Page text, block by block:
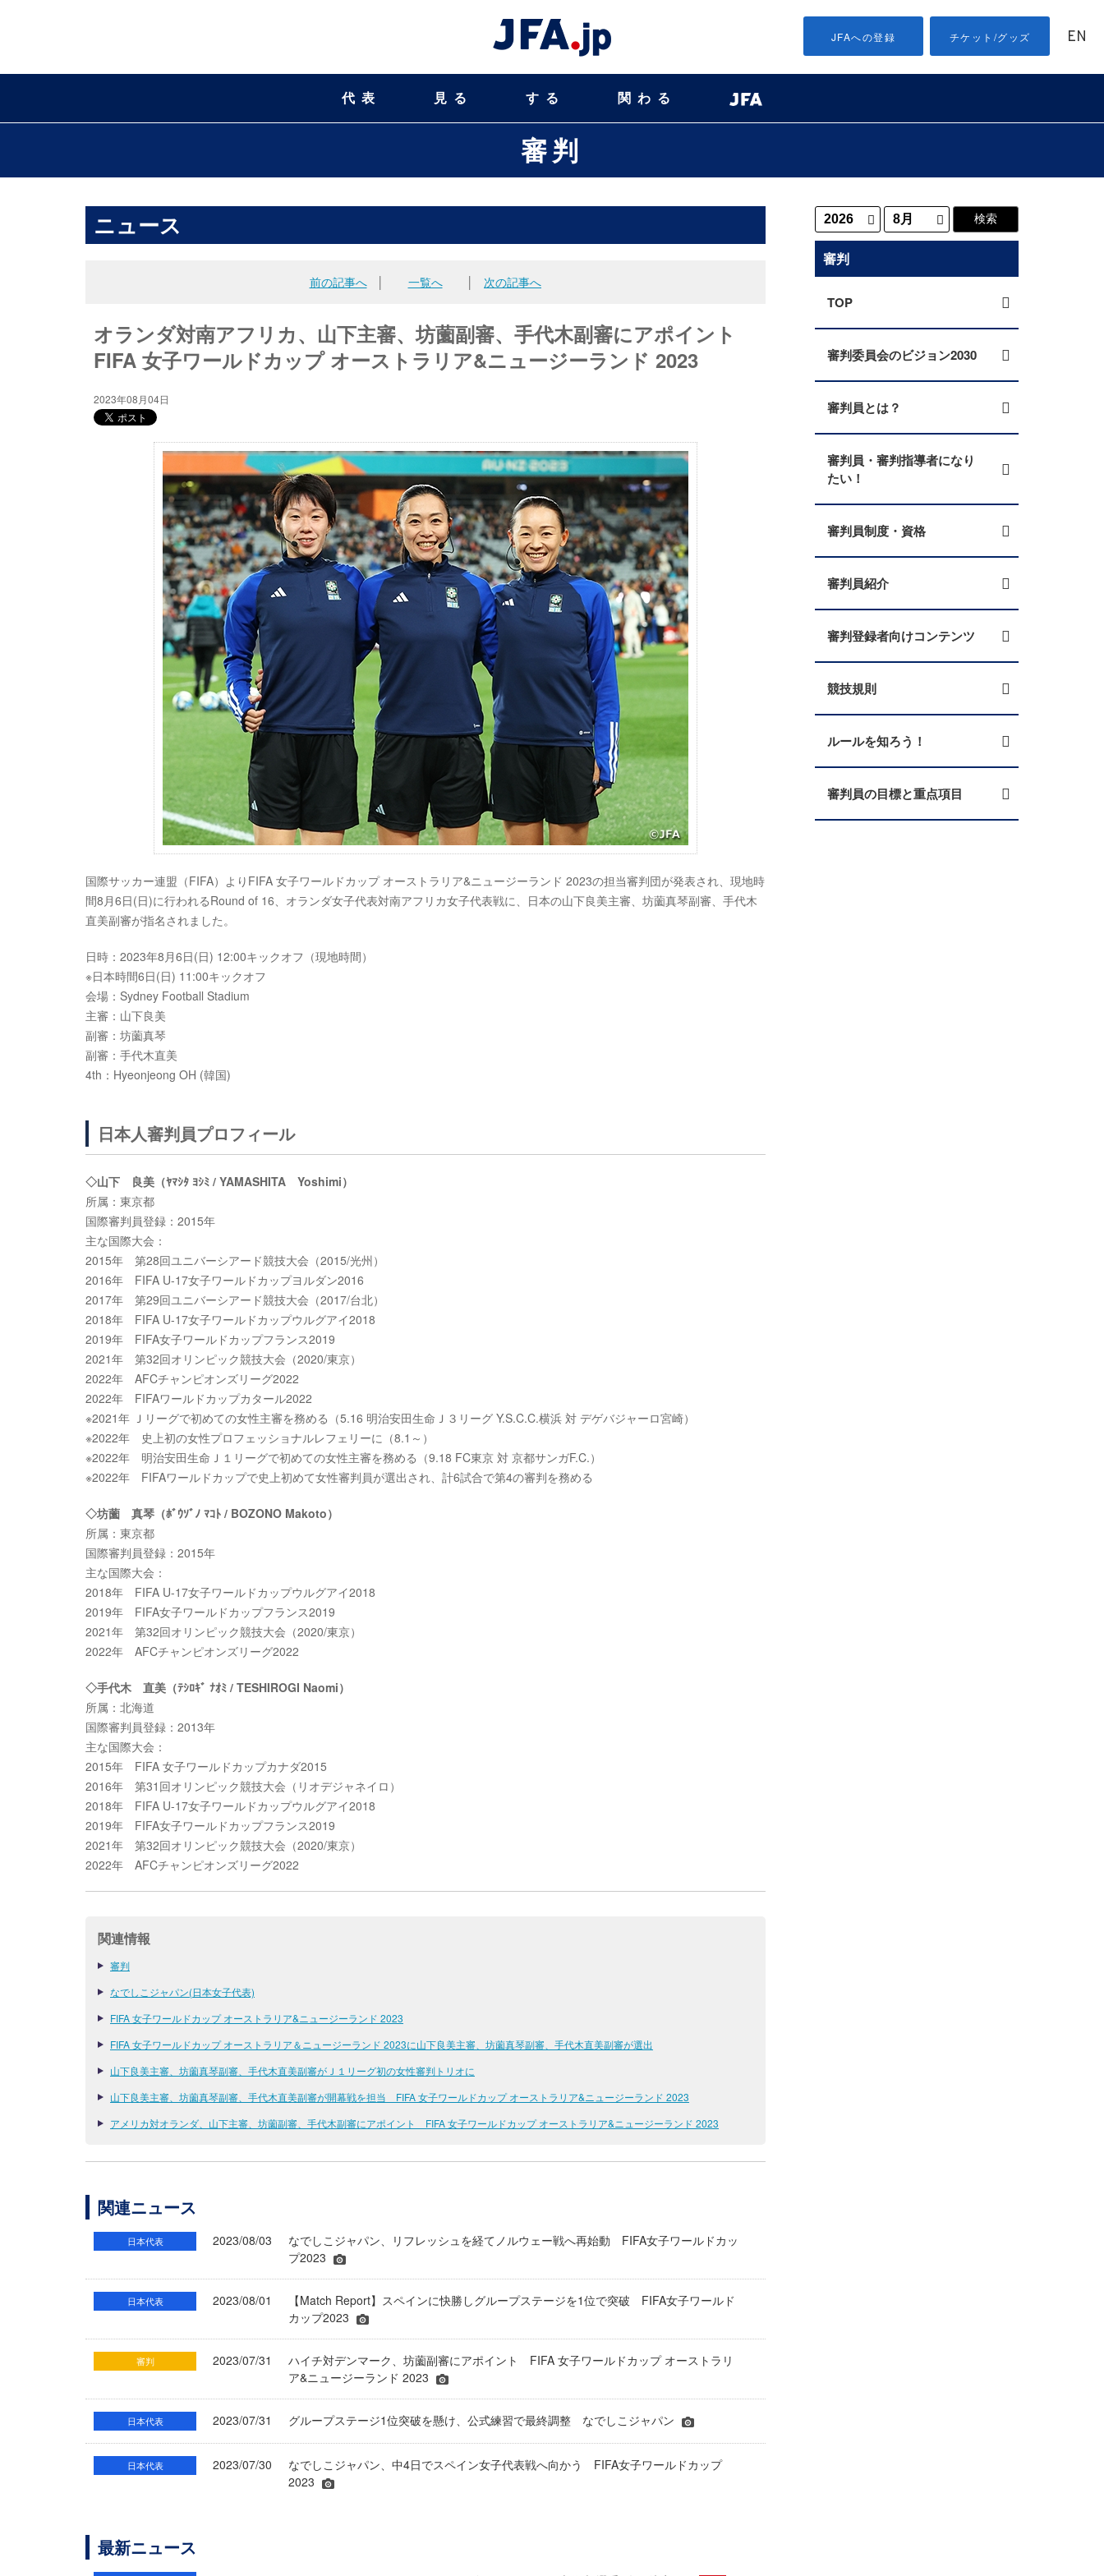
JFAへの登録 チケット/グッズ EN
代表 見る する 関わる
審判
ニュース
前の記事へ│ 一覧へ 次の記事へ
オランダ対南アフリカ、山下主審、坊薗副審、手代木副審にアポイント
FIFA 女子ワールドカップ オーストラリア&ニュージーランド 2023
2023年08月04日
国際サッカー連盟（FIFA）よりFIFA 女子ワールドカップ オーストラリア&ニュージーランド 2023の担当審判団が発表され、現地時
間8月6日(日)に行われるRound of 16、オランダ女子代表対南アフリカ女子代表戦に、日本の山下良美主審、坊薗真琴副審、手代木
直美副審が指名されました。
日時：2023年8月6日(日) 12:00キックオフ（現地時間）
※日本時間6日(日) 11:00キックオフ
会場：Sydney Football Stadium
主審：山下良美
副審：坊薗真琴
副審：手代木直美
4th：Hyeonjeong OH (韓国)
日本人審判員プロフィール
◇山下 良美（ﾔﾏｼﾀ ﾖｼﾐ / YAMASHITA Yoshimi）
所属：東京都
国際審判員登録：2015年
主な国際大会：
2015年 第28回ユニバーシアード競技大会（2015/光州）
2016年 FIFA U-17女子ワールドカップヨルダン2016
2017年 第29回ユニバーシアード競技大会（2017/台北）
2018年 FIFA U-17女子ワールドカップウルグアイ2018
2019年 FIFA女子ワールドカップフランス2019
2021年 第32回オリンピック競技大会（2020/東京）
2022年 AFCチャンピオンズリーグ2022
2022年 FIFAワールドカップカタール2022
※2021年 Ｊリーグで初めての女性主審を務める（5.16 明治安田生命Ｊ３リーグ Y.S.C.C.横浜 対 デゲバジャーロ宮崎）
※2022年 史上初の女性プロフェッショナルレフェリーに（8.1～）
※2022年 明治安田生命Ｊ１リーグで初めての女性主審を務める（9.18 FC東京 対 京都サンガF.C.）
※2022年 FIFAワールドカップで史上初めて女性審判員が選出され、計6試合で第4の審判を務める
◇坊薗 真琴（ﾎﾞｳｿﾞﾉ ﾏｺﾄ / BOZONO Makoto）
所属：東京都
国際審判員登録：2015年
主な国際大会：
2018年 FIFA U-17女子ワールドカップウルグアイ2018
2019年 FIFA女子ワールドカップフランス2019
2021年 第32回オリンピック競技大会（2020/東京）
2022年 AFCチャンピオンズリーグ2022
◇手代木 直美（ﾃｼﾛｷﾞ ﾅｵﾐ / TESHIROGI Naomi）
所属：北海道
国際審判員登録：2013年
主な国際大会：
2015年 FIFA 女子ワールドカップカナダ2015
2016年 第31回オリンピック競技大会（リオデジャネイロ）
2018年 FIFA U-17女子ワールドカップウルグアイ2018
2019年 FIFA女子ワールドカップフランス2019
2021年 第32回オリンピック競技大会（2020/東京）
2022年 AFCチャンピオンズリーグ2022
関連情報
審判
なでしこジャパン(日本女子代表)
FIFA 女子ワールドカップ オーストラリア&ニュージーランド 2023
FIFA 女子ワールドカップ オーストラリア＆ニュージーランド 2023に山下良美主審、坊薗真琴副審、手代木直美副審が選出
山下良美主審、坊薗真琴副審、手代木直美副審がＪ１リーグ初の女性審判トリオに
山下良美主審、坊薗真琴副審、手代木直美副審が開幕戦を担当 FIFA 女子ワールドカップ オーストラリア&ニュージーランド 2023
アメリカ対オランダ、山下主審、坊薗副審、手代木副審にアポイント FIFA 女子ワールドカップ オーストラリア&ニュージーランド 2023
関連ニュース
日本代表 2023/08/03
なでしこジャパン、リフレッシュを経てノルウェー戦へ再始動 FIFA女子ワールドカッ
プ2023
日本代表 2023/08/01
【Match Report】スペインに快勝しグループステージを1位で突破 FIFA女子ワールド
カップ2023
審判 2023/07/31
ハイチ対デンマーク、坊薗副審にアポイント FIFA 女子ワールドカップ オーストラリ
ア&ニュージーランド 2023
日本代表 2023/07/31 グループステージ1位突破を懸け、公式練習で最終調整 なでしこジャパン
日本代表 2023/07/30
なでしこジャパン、中4日でスペイン女子代表戦へ向かう FIFA女子ワールドカップ
2023
最新ニュース
審判
TOP
審判委員会のビジョン2030
審判員とは？
審判員・審判指導者になり
たい！
審判員制度・資格
審判員紹介
審判登録者向けコンテンツ
競技規則
ルールを知ろう！
審判員の目標と重点項目